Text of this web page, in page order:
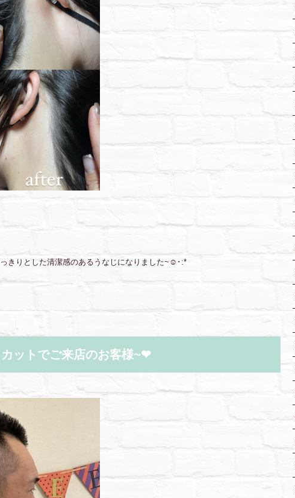
きりとした清潔感のあるうなじになりました~☺︎･:*
カットでご来店のお客様~❤︎